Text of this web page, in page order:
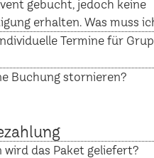
gebucht, jedoch keine
erhalten. Was muss
Termine für
Buchung stornieren?
wird das Paket geliefert?